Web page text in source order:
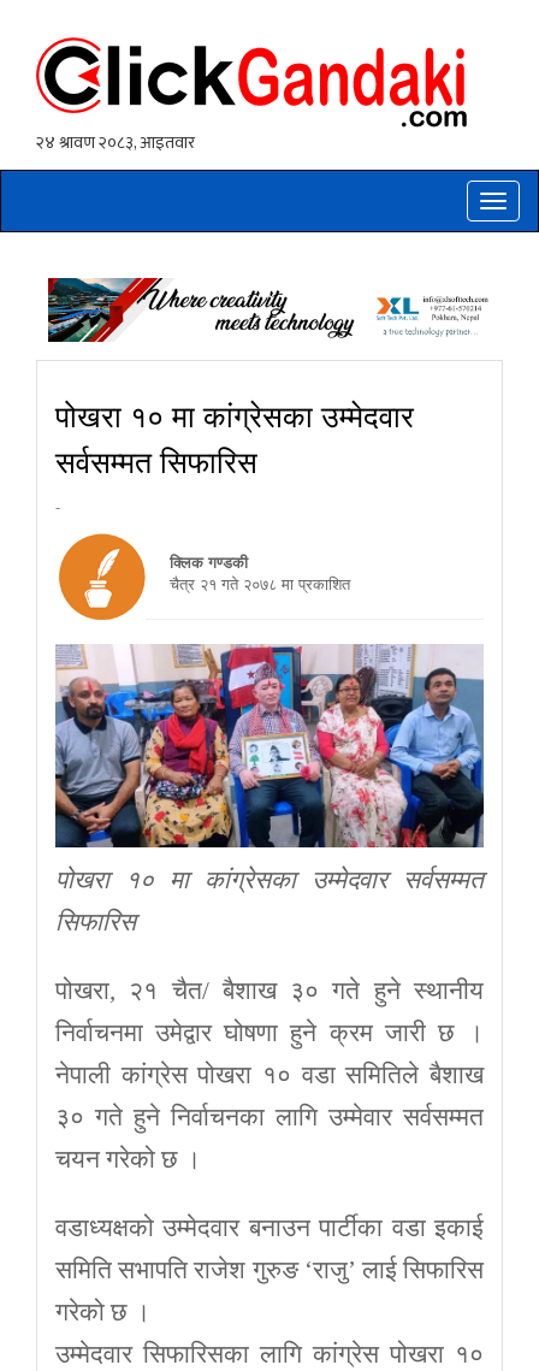
Toggle
पोखरा १० मा कांग्रेसका उम्मेदवार
सर्वसम्मत सिफारिस
-
क्लिक गण्डकी
चैत्र २१ गते २०७८ मा प्रकाशित
पोखरा १० मा कांग्रेसका उम्मेदवार सर्वसम्मत
सिफारिस
पोखरा, २१ चैत/ बैशाख ३० गते हुने स्थानीय
निर्वाचनमा उमेद्वार घोषणा हुने क्रम जारी छ ।
नेपाली कांग्रेस पोखरा १० वडा समितिले बैशाख
३० गते हुने निर्वाचनका लागि उम्मेवार सर्वसम्मत
चयन गरेको छ ।
वडाध्यक्षको उम्मेदवार बनाउन पार्टीका वडा इकाई
समिति सभापति राजेश गुरुङ ‘राजु’ लाई सिफारिस
गरेको छ ।
उम्मेदवार सिफारिसका लागि कांग्रेस पोखरा १०